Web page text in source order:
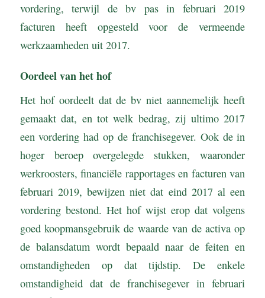
vordering, terwijl de bv pas in februari 2019
facturen heeft opgesteld voor de vermeende
werkzaamheden uit 2017.
Oordeel van het hof
Het hof oordeelt dat de bv niet aannemelijk heeft
gemaakt dat, en tot welk bedrag, zij ultimo 2017
een vordering had op de franchisegever. Ook de in
hoger beroep overgelegde stukken, waaronder
werkroosters, financiële rapportages en facturen van
februari 2019, bewijzen niet dat eind 2017 al een
vordering bestond. Het hof wijst erop dat volgens
goed koopmansgebruik de waarde van de activa op
de balansdatum wordt bepaald naar de feiten en
omstandigheden op dat tijdstip. De enkele
omstandigheid dat de franchisegever in februari